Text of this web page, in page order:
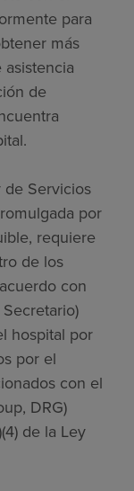
para
más
de
de Servicios
por
requiere
de los
con
hospital por
por el
con el
DRG)
de la Ley